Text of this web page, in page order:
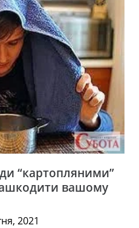
“картопляними”
вашому
2021